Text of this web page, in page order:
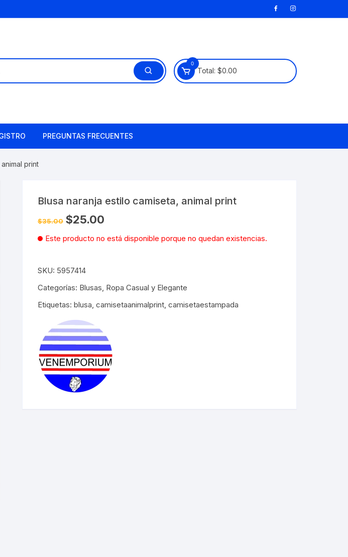
0
Total: $0.00
PREGUNTAS FRECUENTES
print
Blusa naranja estilo camiseta, animal print
$35.00 El
precio
era:
$25.00El
precio
es:
Este producto no está disponible porque no quedan existencias.
SKU: 5957414
Categorías: Blusas, Ropa Casual y Elegante
Etiquetas: blusa, camisetaanimalprint, camisetaestampada